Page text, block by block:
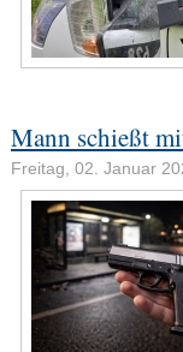
Mann schießt
Freitag, 02. Januar